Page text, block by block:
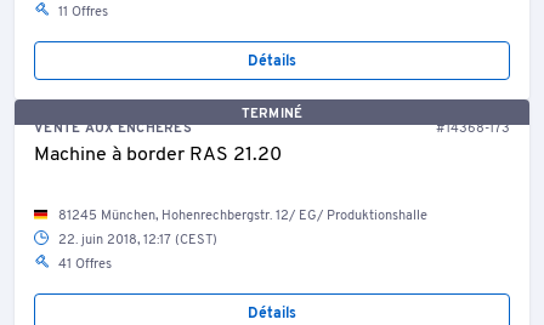
11 Offres
Détails
TERMINÉ
VENTE AUX ENCHÈRES
#14368-173
Machine à border RAS 21.20
81245 München, Hohenrechbergstr. 12/ EG/ Produktionshalle
22. juin 2018, 12:17 (CEST)
41 Offres
Détails